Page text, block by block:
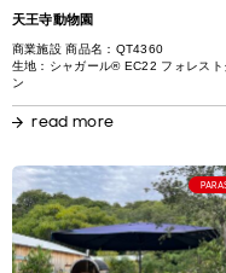
天王寺動物園
商業施設 商品名：QT4360
生地：シャガール® EC22 フォレスト
ン
read more